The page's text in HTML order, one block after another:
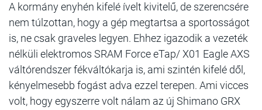
A kormány enyhén kifelé ívelt kivitelű, de szerencsére
nem túlzottan, hogy a gép megtartsa a sportosságot
is, ne csak graveles legyen. Ehhez igazodik a vezeték
nélküli elektromos SRAM Force eTap/ X01 Eagle AXS
váltórendszer fékváltókarja is, ami szintén kifelé dől,
kényelmesebb fogást adva ezzel terepen. Ami vicces
volt, hogy egyszerre volt nálam az új Shimano GRX